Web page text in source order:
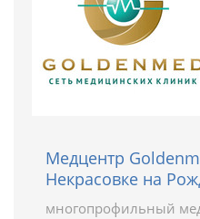
Медцентр
Некрасовке на
многопрофильный